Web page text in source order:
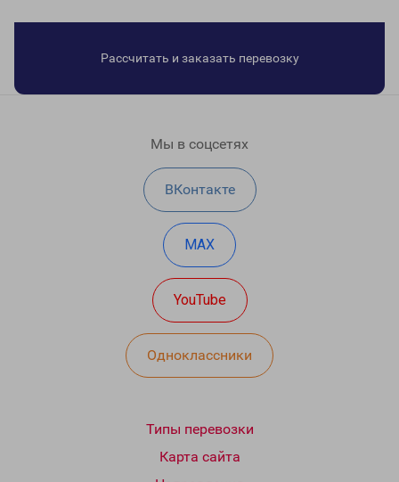
Рассчитать и заказать перевозку
Мы в соцсетях
ВКонтакте
MAX
YouTube
Одноклассники
Типы перевозки
Карта сайта